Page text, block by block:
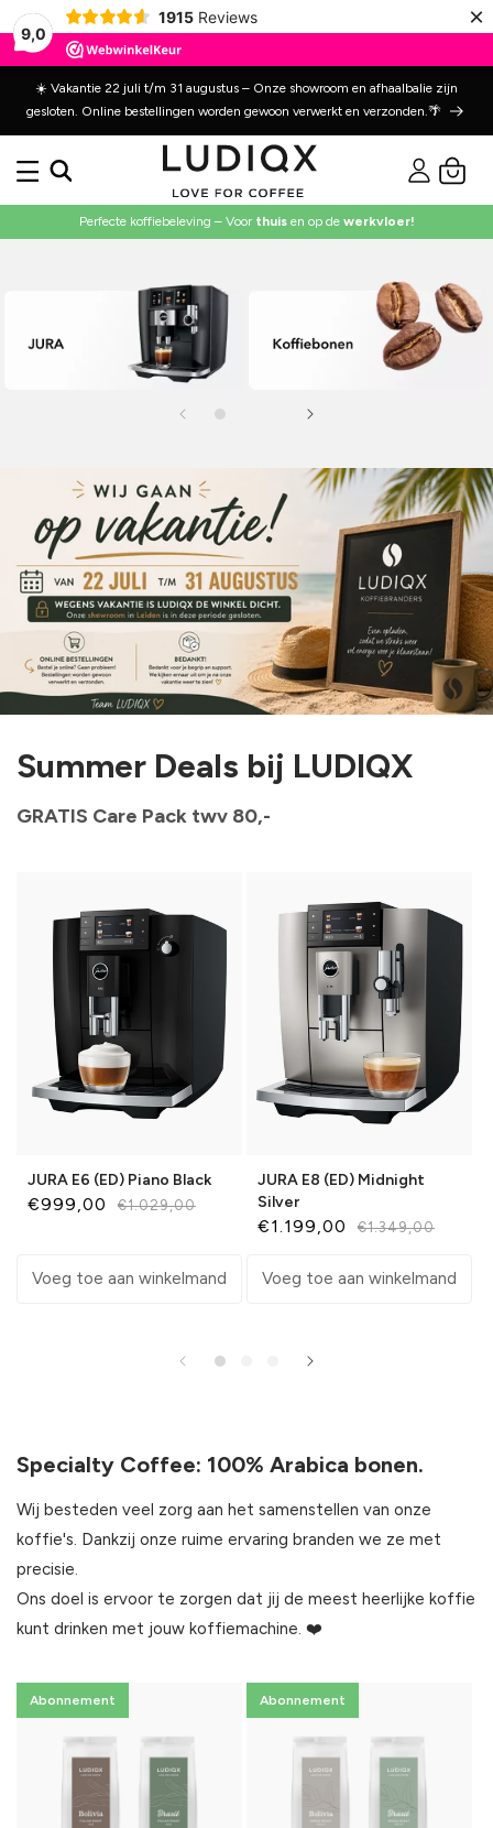
9,0
1915 Reviews ×
naar de
content
☀️ Vakantie 22 juli t/m 31 augustus – Onze showroom en afhaalbalie zijn
gesloten. Online bestellingen worden gewoon verwerkt en verzonden.🌴
Inloggen
Perfecte koffiebeleving – Voor thuisen op de werkvloer!
Summer Deals bij LUDIQX
GRATIS Care Pack twv 80,-
JURA E6 (ED) Piano Black
Aanbiedingsprijs
€999,00
Normale
€1.029,00
Voeg toe aan winkelmand
JURA E8 (ED) Midnight
Silver
Aanbiedingsprijs
€1.199,00
Normale
€1.349,00
Voeg toe aan winkelmand
Specialty Coffee: 100% Arabica bonen.
Wij besteden veel zorg aan het samenstellen van onze
koffie's. Dankzij onze ruime ervaring branden we ze met
precisie.
Ons doel is ervoor te zorgen dat jij de meest heerlijke koffie
kunt drinken met jouw koffiemachine. ❤️
Abonnement Abonnement